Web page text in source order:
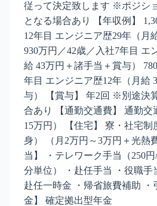
従って決定致します ※ポジシ
となる場合あり 【年収例】
12年目 エンジニア歴29年（月
930万円／42歳／入社7年目 エ
給 43万円＋諸手当＋賞与）
年目 エンジニア歴12年（月給
与） 【賞与】 年2回 ※別途決
合あり 【通勤交通費】 通勤交
15万円） 【住宅】 寮・社宅制
身） （月2万円～3万円＋光熱
当】 ・テレワーク手当（250
分単位） ・赴任手当 ・役職手
赴任一時金 ・帰省旅費補助 ・
金】 確定拠出型年金